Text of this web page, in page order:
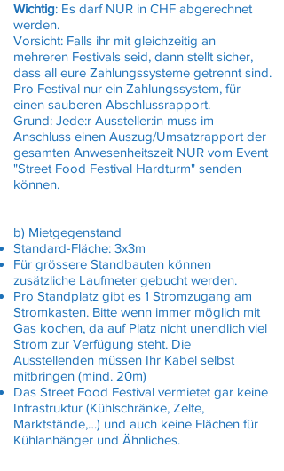
Wichtig: Es darf NUR in CHF abgerechnet
werden.
Vorsicht: Falls ihr mit gleichzeitig an
mehreren Festivals seid, dann stellt sicher,
dass all eure Zahlungssysteme getrennt sind.
Pro Festival nur ein Zahlungssystem, für
einen sauberen Abschlussrapport.
Grund: Jede:r Aussteller:in muss im
Anschluss einen Auszug/Umsatzrapport der
gesamten Anwesenheitszeit NUR vom Event
"Street Food Festival Hardturm" senden
können.
b) Mietgegenstand
Standard-Fläche: 3x3m
Für grössere Standbauten können
zusätzliche Laufmeter gebucht werden.
Pro Standplatz gibt es 1 Stromzugang am
Stromkasten. Bitte wenn immer möglich mit
Gas kochen, da auf Platz nicht unendlich viel
Strom zur Verfügung steht. Die
Ausstellenden müssen Ihr Kabel selbst
mitbringen (mind. 20m)
Das Street Food Festival vermietet gar keine
Infrastruktur (Kühlschränke, Zelte,
Marktstände,…) und auch keine Flächen für
Kühlanhänger und Ähnliches.